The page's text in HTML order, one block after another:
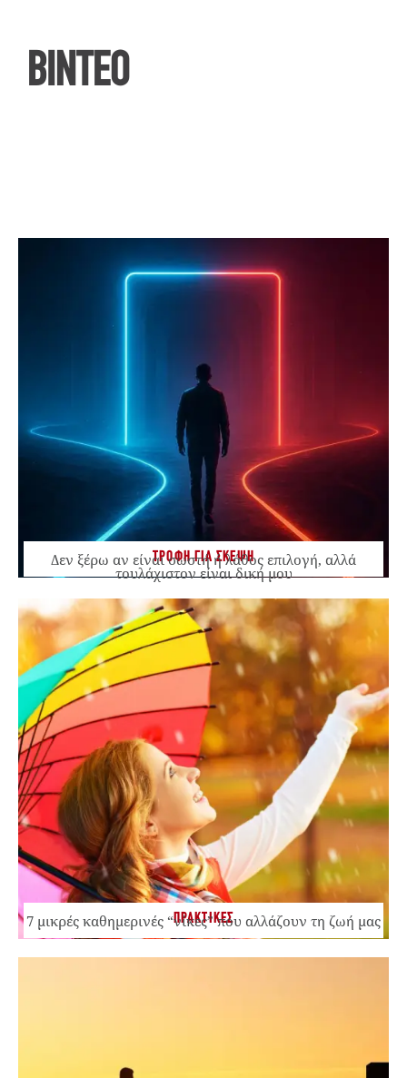
ΒΙΝΤΕΟ
ΤΡΟΦΗ ΓΙΑ ΣΚΕΨΗ
Δεν ξέρω αν είναι σωστή ή λάθος επιλογή, αλλά
τουλάχιστον είναι δική μου
ΠΡΑΚΤΙΚΕΣ
7 μικρές καθημερινές “νίκες” που αλλάζουν τη ζωή μας